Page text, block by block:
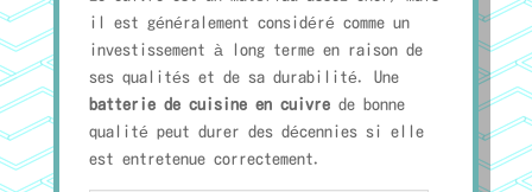
il est généralement considéré comme un
investissement à long terme en raison de
ses qualités et de sa durabilité. Une
batterie de cuisine en cuivrede bonne
qualité peut durer des décennies si elle
est entretenue correctement.